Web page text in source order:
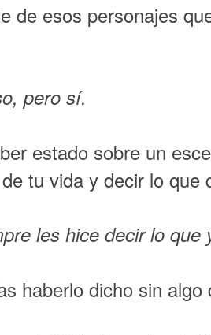
de esos personajes
pero sí.
estado sobre un
tu vida y decir lo
les hice decir lo que
haberlo dicho sin